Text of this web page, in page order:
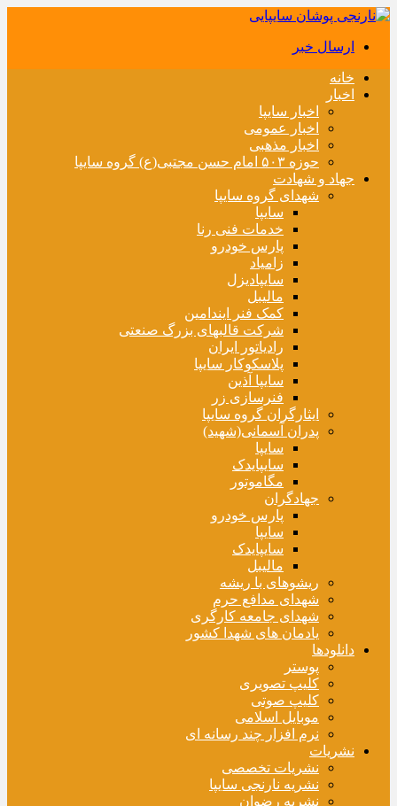
ارسال خبر
خانه
اخبار
اخبار سایپا
اخبار عمومی
اخبار مذهبی
حوزه ۵۰۳ امام حسن مجتبی(ع) گروه سایپا
جهاد و شهادت
شهدای گروه سایپا
سایپا
خدمات فنی رنا
پارس خودرو
زامیاد
سایپادیزل
مالیبل
کمک فنر ایندامین
شرکت قالبهای بزرگ صنعتی
رادیاتور ایران
پلاسکوکار سایپا
سایپا آذین
فنرسازی زر
ایثارگران گروه سایپا
پدران آسمانی(شهید)
سایپا
سایپایدک
مگاموتور
جهادگران
پارس خودرو
سایپا
سایپایدک
مالیبل
ریشوهای با ریشه
شهدای مدافع حرم
شهدای جامعه کارگری
یادمان های شهدا کشور
دانلودها
پوستر
کلیپ تصویری
کلیپ صوتی
موبایل اسلامی
نرم افزار چند رسانه ای
نشریات
نشریات تخصصی
نشریه نارنجی سایپا
نشریه رضوان